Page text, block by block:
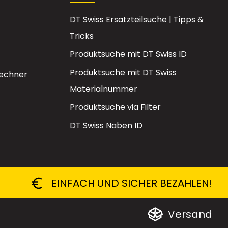
DT Swiss Ersatzteilsuche | Tipps &
Tricks
Produktsuche mit DT Swiss ID
Produktsuche mit DT Swiss
Materialnummer
Produktsuche via Filter
DT Swiss Naben ID
EINFACH UND SICHER BEZAHLEN!
Versand